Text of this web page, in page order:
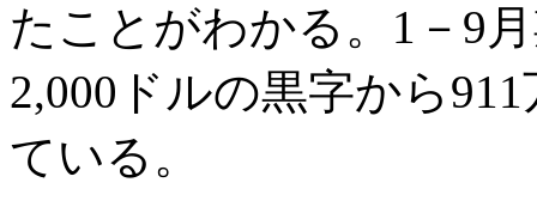
たことがわかる。1－9
2,000ドルの黒字から
ている。